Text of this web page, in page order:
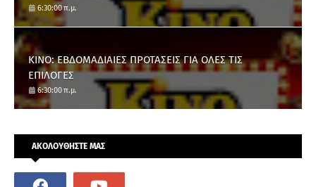
6:30:00 π.μ.
ΚΙΝΟ: ΕΒΔΟΜΑΔΙΑΙΕΣ ΠΡΟΤΑΣΕΙΣ ΓΙΑ ΟΛΕΣ ΤΙΣ
ΕΠΙΛΟΓΕΣ
6:30:00 π.μ.
ΑΚΟΛΟΥΘΗΣΤΕ ΜΑΣ